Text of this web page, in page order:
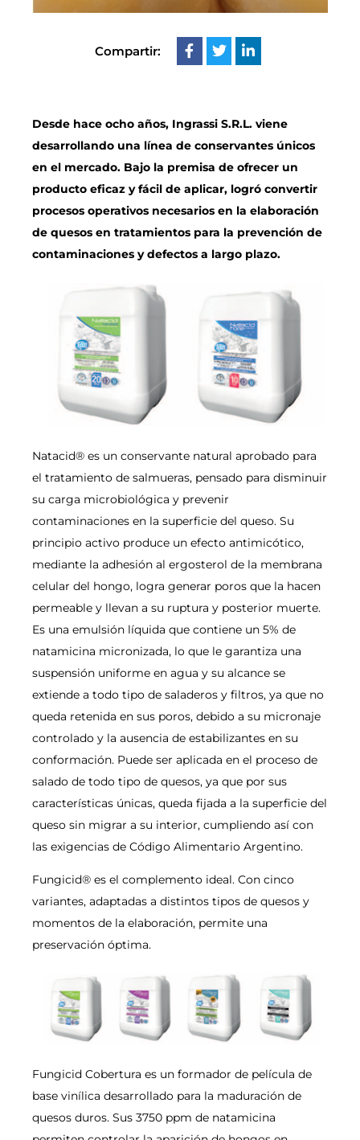
Compartir:
Desde hace ocho años, Ingrassi S.R.L. viene
desarrollando una línea de conservantes únicos
en el mercado. Bajo la premisa de ofrecer un
producto eficaz y fácil de aplicar, logró convertir
procesos operativos necesarios en la elaboración
de quesos en tratamientos para la prevención de
contaminaciones y defectos a largo plazo.
Natacid® es un conservante natural aprobado para
el tratamiento de salmueras, pensado para disminuir
su carga microbiológica y prevenir
contaminaciones en la superficie del queso. Su
principio activo produce un efecto antimicótico,
mediante la adhesión al ergosterol de la membrana
celular del hongo, logra generar poros que la hacen
permeable y llevan a su ruptura y posterior muerte.
Es una emulsión líquida que contiene un 5% de
natamicina micronizada, lo que le garantiza una
suspensión uniforme en agua y su alcance se
extiende a todo tipo de saladeros y filtros, ya que no
queda retenida en sus poros, debido a su micronaje
controlado y la ausencia de estabilizantes en su
conformación. Puede ser aplicada en el proceso de
salado de todo tipo de quesos, ya que por sus
características únicas, queda fijada a la superficie del
queso sin migrar a su interior, cumpliendo así con
las exigencias de Código Alimentario Argentino.
Fungicid® es el complemento ideal. Con cinco
variantes, adaptadas a distintos tipos de quesos y
momentos de la elaboración, permite una
preservación óptima.
Fungicid Cobertura es un formador de película de
base vinílica desarrollado para la maduración de
quesos duros. Sus 3750 ppm de natamicina